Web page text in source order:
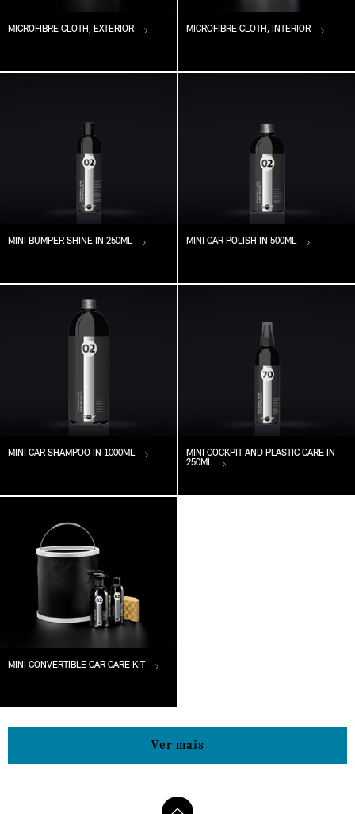
MICROFIBRE CLOTH, EXTERIOR MICROFIBRE CLOTH, INTERIOR
MINI BUMPER SHINE IN 250ML MINI CAR POLISH IN 500ML
MINI CAR SHAMPOO IN 1000ML
MINI COCKPIT AND PLASTIC CARE IN
250ML
MINI CONVERTIBLE CAR CARE KIT
Ver mais